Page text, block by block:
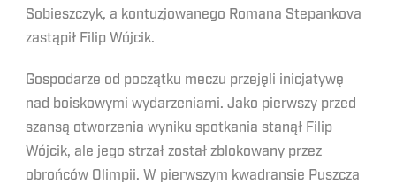
Sobieszczyk, a kontuzjowanego Romana Stepankova
zastąpił Filip Wójcik.
Gospodarze od początku meczu przejęli inicjatywę
nad boiskowymi wydarzeniami. Jako pierwszy przed
szansą otworzenia wyniku spotkania stanął Filip
Wójcik, ale jego strzał został zblokowany przez
obrońców Olimpii. W pierwszym kwadransie Puszcza